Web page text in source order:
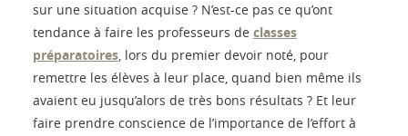
sur une situation acquise ? N’est-ce pas ce qu’ont
tendance à faire les professeurs de classes
préparatoires, lors du premier devoir noté, pour
remettre les élèves à leur place, quand bien même ils
avaient eu jusqu’alors de très bons résultats ? Et leur
faire prendre conscience de l’importance de l’effort à